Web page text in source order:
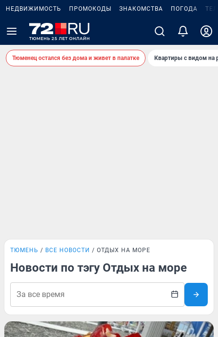
НЕДВИЖИМОСТЬ ПРОМОКОДЫ ЗНАКОМСТВА ПОГОДА
Тюменец остался без дома и живет в палатке Квартиры с видом на
ТЮМЕНЬ ВСЕ НОВОСТИ ОТДЫХ НА МОРЕ
Новости по тэгу Отдых на море